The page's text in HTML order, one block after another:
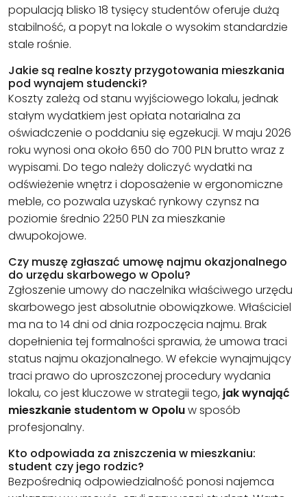
populacją blisko 18 tysięcy studentów oferuje dużą
stabilność, a popyt na lokale o wysokim standardzie
stale rośnie.
Jakie są realne koszty przygotowania mieszkania
pod wynajem studencki?
Koszty zależą od stanu wyjściowego lokalu, jednak
stałym wydatkiem jest opłata notarialna za
oświadczenie o poddaniu się egzekucji. W maju 2026
roku wynosi ona około 650 do 700 PLN brutto wraz z
wypisami. Do tego należy doliczyć wydatki na
odświeżenie wnętrz i doposażenie w ergonomiczne
meble, co pozwala uzyskać rynkowy czynsz na
poziomie średnio 2250 PLN za mieszkanie
dwupokojowe.
Czy muszę zgłaszać umowę najmu okazjonalnego
do urzędu skarbowego w Opolu?
Zgłoszenie umowy do naczelnika właściwego urzędu
skarbowego jest absolutnie obowiązkowe. Właściciel
ma na to 14 dni od dnia rozpoczęcia najmu. Brak
dopełnienia tej formalności sprawia, że umowa traci
status najmu okazjonalnego. W efekcie wynajmujący
traci prawo do uproszczonej procedury wydania
lokalu, co jest kluczowe w strategii tego, jak wynająć
mieszkanie studentom w Opoluw sposób
profesjonalny.
Kto odpowiada za zniszczenia w mieszkaniu:
student czy jego rodzic?
Bezpośrednią odpowiedzialność ponosi najemca